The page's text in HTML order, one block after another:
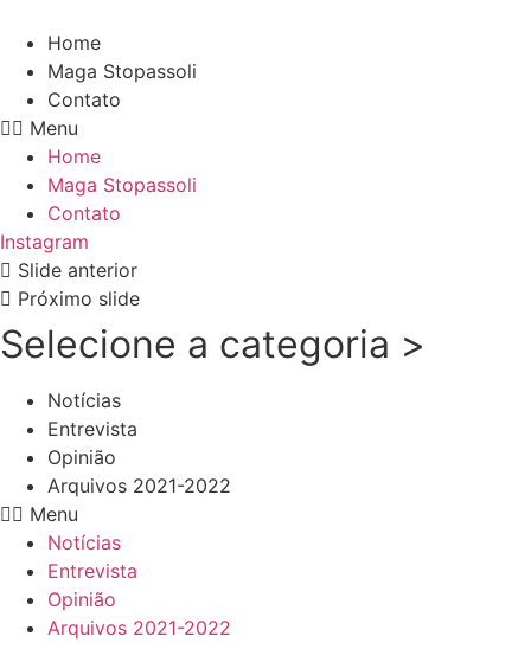
para
conteúdo
Home
Maga Stopassoli
Contato
Menu
Home
Maga Stopassoli
Contato
Instagram
Slide anterior
Próximo slide
Selecione a categoria >
Notícias
Entrevista
Opinião
Arquivos 2021-2022
Menu
Notícias
Entrevista
Opinião
Arquivos 2021-2022